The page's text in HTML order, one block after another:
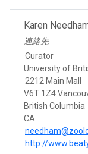
Karen
連絡先
Curator
University of
2212 Main Mall
V6T 1Z4
British Columbia
CA
http://